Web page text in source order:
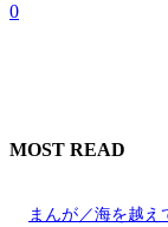
0
MOST READ
まんが／海を越え